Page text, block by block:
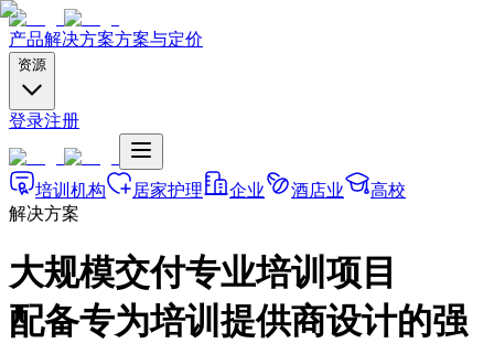
产品解决方案方案与定价
资源
登录注册
培训机构 居家护理 企业 酒店业
高校
解决方案
大规模交付专业培训项目
配备专为培训提供商设计的强